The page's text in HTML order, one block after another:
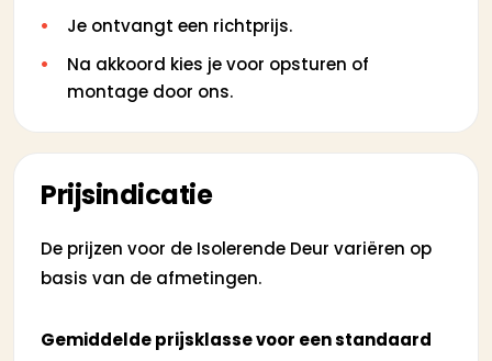
Je ontvangt een richtprijs.
Na akkoord kies je voor opsturen of
montage door ons.
Prijsindicatie
De prijzen voor de Isolerende Deur variëren op
basis van de afmetingen.
Gemiddelde prijsklasse voor een standaard